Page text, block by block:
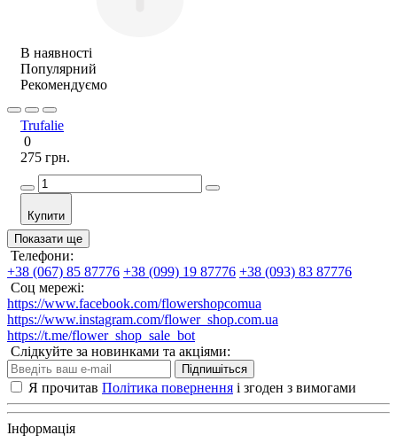
В наявності
Популярний
Рекомендуємо
Trufalie
0
275 грн.
Купити
Показати ще
Телефони:
+38 (067) 85 87776 +38 (099) 19 87776 +38 (093) 83 87776
Соц мережі:
https://www.facebook.com/flowershopcomua
https://www.instagram.com/flower_shop.com.ua
https://t.me/flower_shop_sale_bot
Слідкуйте за новинками та акціями:
Підпишіться
Я прочитав Політика повернення і згоден з вимогами
Інформація